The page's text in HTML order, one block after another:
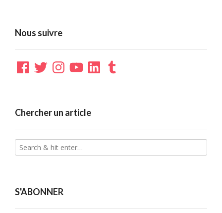
Nous suivre
Facebook
TwitterInstagramYouTubeLinkedInTumblr
Chercher un article
S'ABONNER